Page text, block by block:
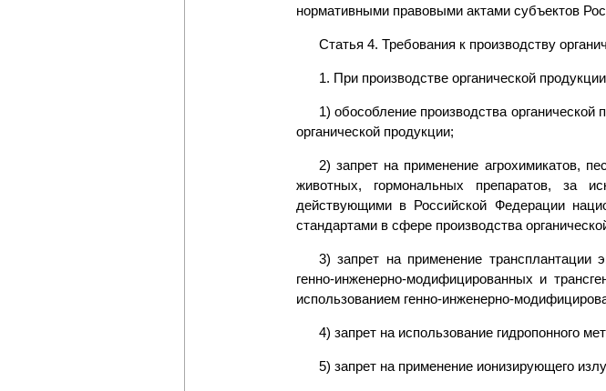
нормативными правовыми актами субъектов
Статья 4. Требования к производству
1. При производстве органической
1) обособление производства
органической продукции;
2) запрет на применение агрохимикатов,
животных, гормональных препаратов, за
действующими в Российской Федерации
стандартами в сфере производства
3) запрет на применение трансплантации
генно-инженерно-модифицированных и
использованием генно-инженерно-
4) запрет на использование гидропонного
5) запрет на применение ионизирующего